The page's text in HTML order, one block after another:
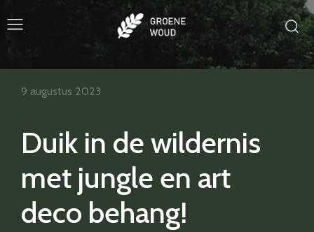
Duik in de wildernis
met jungle en art
deco behang!
9 augustus 2023